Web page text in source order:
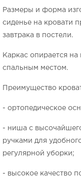
Размеры и форма
сиденье на кровати
завтрака в постели.
Каркас опирается
спальным местом.
Преимущество
- ортопедическое
- ниша с
ручками для
регулярной уборки;
- высокое качество